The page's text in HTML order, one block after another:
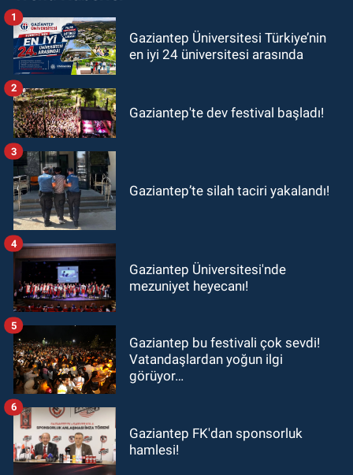
Gaziantep Üniversitesi Türkiye’nin
en iyi 24 üniversitesi arasında
1
Gaziantep'te dev festival başladı!
2
Gaziantep’te silah taciri yakalandı!
3
Gaziantep Üniversitesi'nde
mezuniyet heyecanı!
4
Gaziantep bu festivali çok sevdi!
Vatandaşlardan yoğun ilgi
görüyor…
5
Gaziantep FK'dan sponsorluk
hamlesi!
6